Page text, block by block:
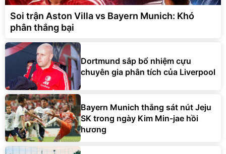
Soi trận Aston Villa vs Bayern Munich: Khó
phân thắng bại
Dortmund sắp bổ nhiệm cựu
chuyên gia phân tích của Liverpool
Bayern Munich thắng sát nút Jeju
SK trong ngày Kim Min-jae hồi
hương